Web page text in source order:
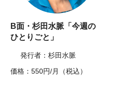
B面・杉田水脈「今週の
ひとりごと」
発行者：杉田水脈
価格：550円/月（税込）